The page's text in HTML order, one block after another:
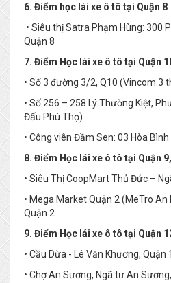
6. Điểm học lái xe ô tô tại Quận 8
• Siêu thị Satra Phạm Hùng: 300
Quận 8
7. Điểm Học lái xe ô tô tại Quận
• Số 3 đường 3/2, Q10 (Vincom 3
• Số 256 – 258 Lý Thường Kiệt,
Đấu Phú Thọ)
• Công viên Đầm Sen: 03 Hòa Bình
8. Điểm Học lái xe ô tô tại Quận
• Siêu Thị CoopMart Thủ Đức –
• Mega Market Quận 2 (MeTro
Quận 2
9. Điểm Học lái xe ô tô tại Quận
• Cầu Dừa - Lê Văn Khương, Quận
• Chợ An Sương, Ngã tư An